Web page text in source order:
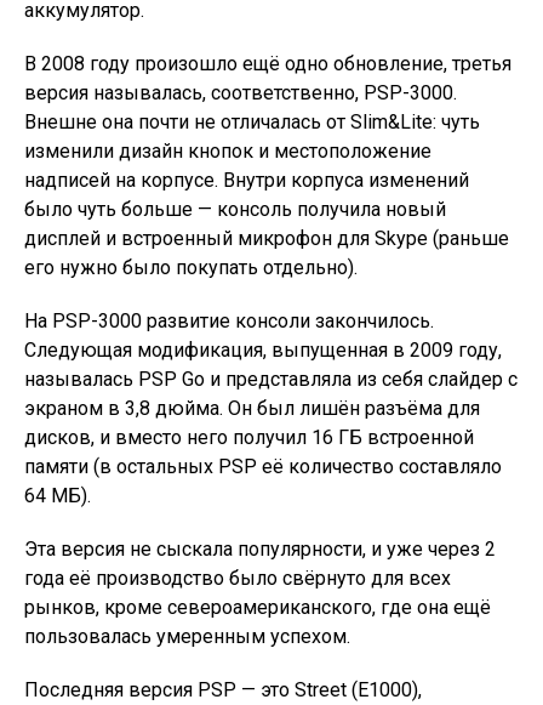
аккумулятор.
В 2008 году произошло ещё одно обновление, третья
версия называлась, соответственно, PSP-3000.
Внешне она почти не отличалась от Slim&Lite: чуть
изменили дизайн кнопок и местоположение
надписей на корпусе. Внутри корпуса изменений
было чуть больше — консоль получила новый
дисплей и встроенный микрофон для Skype (раньше
его нужно было покупать отдельно).
На PSP-3000 развитие консоли закончилось.
Следующая модификация, выпущенная в 2009 году,
называлась PSP Go и представляла из себя слайдер с
экраном в 3,8 дюйма. Он был лишён разъёма для
дисков, и вместо него получил 16 ГБ встроенной
памяти (в остальных PSP её количество составляло
64 МБ).
Эта версия не сыскала популярности, и уже через 2
года её производство было свёрнуто для всех
рынков, кроме североамериканского, где она ещё
пользовалась умеренным успехом.
Последняя версия PSP — это Street (E1000),